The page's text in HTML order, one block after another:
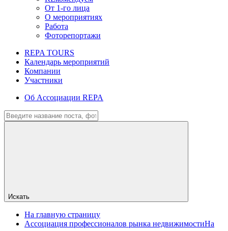
От 1-го лица
О мероприятиях
Работа
Фоторепортажи
REPA TOURS
Календарь мероприятий
Компании
Участники
Об Ассоциации REPA
Искать
На главную страницу
Ассоциация профессионалов рынка недвижимостиНа